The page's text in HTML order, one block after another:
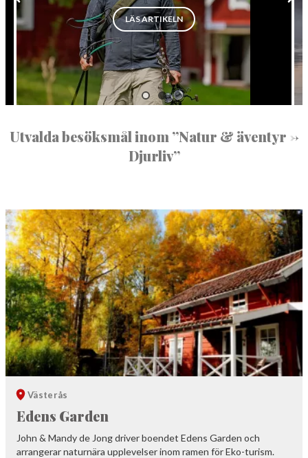
NORBERG
SKINNSKATTEBERG
SURAHAMMAR
VÄSTERÅS
PÄRLOR”
LÄS ARTIKELN”VÄLKOMMEN UT I
Utvalda besöksmål inom ”Natur & äventyr ->
Djurliv”
Västerås
Edens Garden
John & Mandy de Jong driver boendet Edens Garden och
arrangerar naturnära upplevelser inom ramen för Eko-turism.